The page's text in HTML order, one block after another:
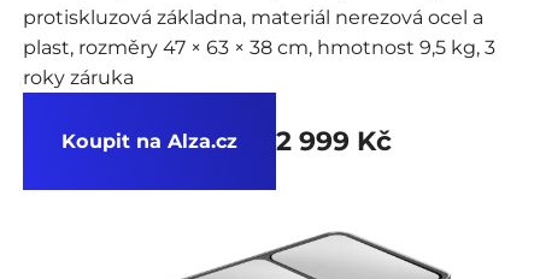
protiskluzová základna, materiál nerezová ocel a
plast, rozměry 47 × 63 × 38 cm, hmotnost 9,5 kg, 3
roky záruka
Koupit na Alza.cz 2 999 Kč